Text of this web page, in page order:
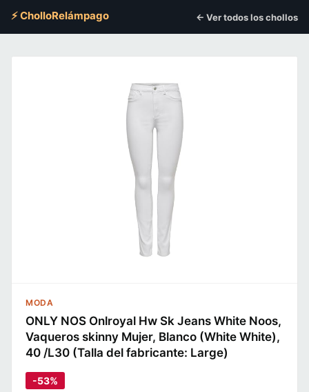
⚡ CholloRelámpago ← Ver todos los chollos
MODA
ONLY NOS Onlroyal Hw Sk Jeans White Noos,
Vaqueros skinny Mujer, Blanco (White White),
40 /L30 (Talla del fabricante: Large)
-53%